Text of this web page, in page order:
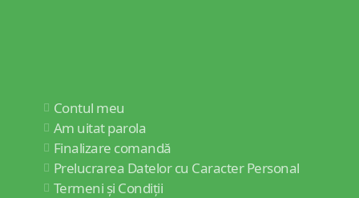
Contul meu
Am uitat parola
Finalizare comandă
Prelucrarea Datelor cu Caracter Personal
Termeni și Condiții